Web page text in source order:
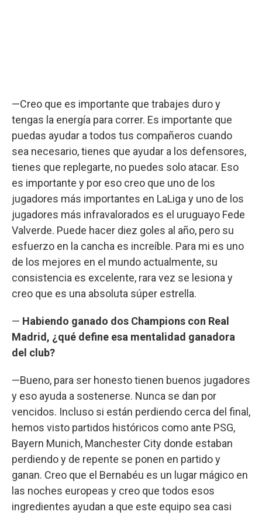
—Creo que es importante que trabajes duro y
tengas la energía para correr. Es importante que
puedas ayudar a todos tus compañeros cuando
sea necesario, tienes que ayudar a los defensores,
tienes que replegarte, no puedes solo atacar. Eso
es importante y por eso creo que uno de los
jugadores más importantes en LaLiga y uno de los
jugadores más infravalorados es el uruguayo Fede
Valverde. Puede hacer diez goles al año, pero su
esfuerzo en la cancha es increíble. Para mi es uno
de los mejores en el mundo actualmente, su
consistencia es excelente, rara vez se lesiona y
creo que es una absoluta súper estrella.
— Habiendo ganado dos Champions con Real
Madrid, ¿qué define esa mentalidad ganadora
del club?
—Bueno, para ser honesto tienen buenos jugadores
y eso ayuda a sostenerse. Nunca se dan por
vencidos. Incluso si están perdiendo cerca del final,
hemos visto partidos históricos como ante PSG,
Bayern Munich, Manchester City donde estaban
perdiendo y de repente se ponen en partido y
ganan. Creo que el Bernabéu es un lugar mágico en
las noches europeas y creo que todos esos
ingredientes ayudan a que este equipo sea casi